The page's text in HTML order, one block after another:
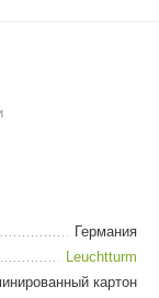
Германия
Leuchtturm
картон